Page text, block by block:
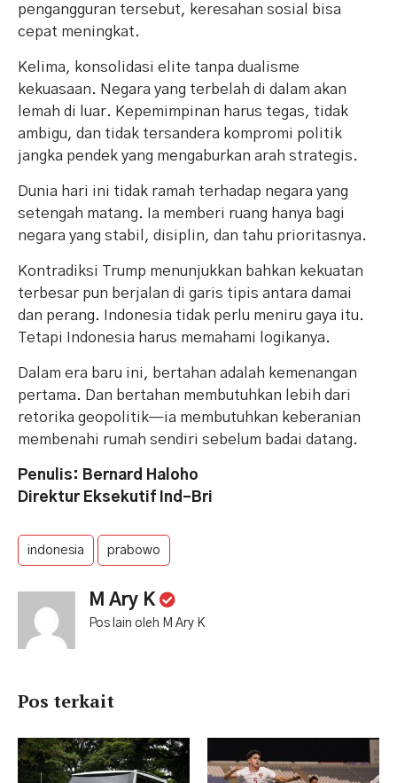
pengangguran tersebut, keresahan sosial bisa
cepat meningkat.
Kelima, konsolidasi elite tanpa dualisme
kekuasaan. Negara yang terbelah di dalam akan
lemah di luar. Kepemimpinan harus tegas, tidak
ambigu, dan tidak tersandera kompromi politik
jangka pendek yang mengaburkan arah strategis.
Dunia hari ini tidak ramah terhadap negara yang
setengah matang. Ia memberi ruang hanya bagi
negara yang stabil, disiplin, dan tahu prioritasnya.
Kontradiksi Trump menunjukkan bahkan kekuatan
terbesar pun berjalan di garis tipis antara damai
dan perang. Indonesia tidak perlu meniru gaya itu.
Tetapi Indonesia harus memahami logikanya.
Dalam era baru ini, bertahan adalah kemenangan
pertama. Dan bertahan membutuhkan lebih dari
retorika geopolitik—ia membutuhkan keberanian
membenahi rumah sendiri sebelum badai datang.
Penulis: Bernard Haloho
Direktur Eksekutif Ind-Bri
indonesia prabowo
M Ary K
Pos lain oleh M Ary K
Pos terkait